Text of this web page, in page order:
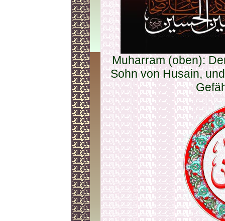
Muharram (oben):
Sohn von Husain,